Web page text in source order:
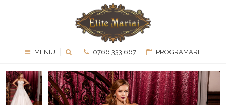
MENIU 0766 333 667 PROGRAMARE